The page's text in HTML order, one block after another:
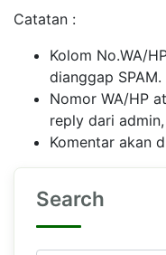
Catatan :
Kolom No.WA/
dianggap SPAM.
Nomor WA/HP
reply dari
Komentar akan
Search